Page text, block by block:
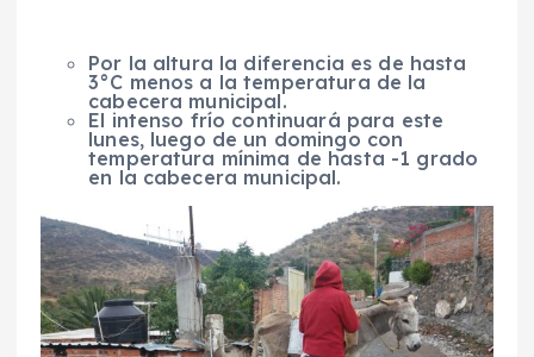
Por la altura la diferencia es de hasta
3°C menos a la temperatura de la
cabecera municipal.
El intenso frío continuará para este
lunes, luego de un domingo con
temperatura mínima de hasta -1 grado
en la cabecera municipal.